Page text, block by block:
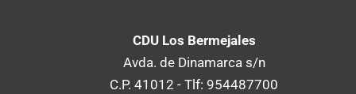
CDU Los Bermejales
Avda. de Dinamarca s/n
C.P. 41012 - Tlf: 954487700